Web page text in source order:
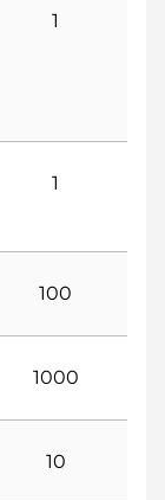
1
1
100
1000
10